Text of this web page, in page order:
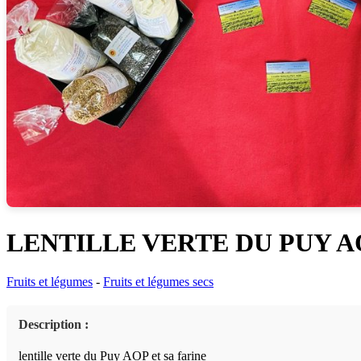
LENTILLE VERTE DU PUY
Fruits et légumes - Fruits et légumes secs
Description :
lentille verte du Puy AOP et sa farine